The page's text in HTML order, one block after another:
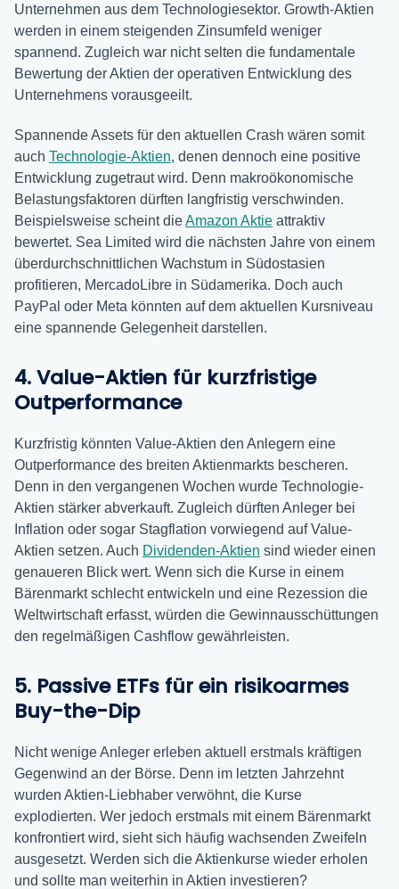
Unternehmen aus dem Technologiesektor. Growth-Aktien
werden in einem steigenden Zinsumfeld weniger
spannend. Zugleich war nicht selten die fundamentale
Bewertung der Aktien der operativen Entwicklung des
Unternehmens vorausgeeilt.
Spannende Assets für den aktuellen Crash wären somit
auch Technologie-Aktien, denen dennoch eine positive
Entwicklung zugetraut wird. Denn makroökonomische
Belastungsfaktoren dürften langfristig verschwinden.
Beispielsweise scheint dieAmazon Aktie attraktiv
bewertet. Sea Limited wird die nächsten Jahre von einem
überdurchschnittlichen Wachstum in Südostasien
profitieren, MercadoLibre in Südamerika. Doch auch
PayPal oder Meta könnten auf dem aktuellen Kursniveau
eine spannende Gelegenheit darstellen.
4.Value-Aktien für kurzfristige
Outperformance
Kurzfristig könnten Value-Aktien den Anlegern eine
Outperformance des breiten Aktienmarkts bescheren.
Denn in den vergangenen Wochen wurde Technologie-
Aktien stärker abverkauft. Zugleich dürften Anleger bei
Inflation oder sogar Stagflation vorwiegend auf Value-
Aktien setzen. Auch Dividenden-Aktien sind wieder einen
genaueren Blick wert. Wenn sich die Kurse in einem
Bärenmarkt schlecht entwickeln und eine Rezession die
Weltwirtschaft erfasst, würden die Gewinnausschüttungen
den regelmäßigen Cashflow gewährleisten.
5. Passive ETFs für ein risikoarmes
Buy-the-Dip
Nicht wenige Anleger erleben aktuell erstmals kräftigen
Gegenwind an der Börse. Denn im letzten Jahrzehnt
wurden Aktien-Liebhaber verwöhnt, die Kurse
explodierten. Wer jedoch erstmals mit einem Bärenmarkt
konfrontiert wird, sieht sich häufig wachsenden Zweifeln
ausgesetzt. Werden sich die Aktienkurse wieder erholen
und sollte man weiterhin in Aktien investieren?